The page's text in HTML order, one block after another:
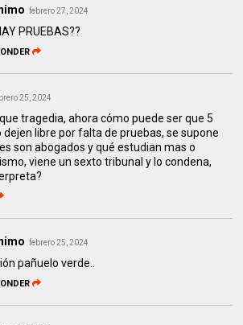
febrero 27, 2024
PRUEBAS??
25, 2024
tragedia, ahora cómo puede ser que 5
dejen libre por falta de pruebas, se supone
son abogados y qué estudian mas o
viene un sexto tribunal y lo condena,
febrero 25, 2024
pañuelo verde..